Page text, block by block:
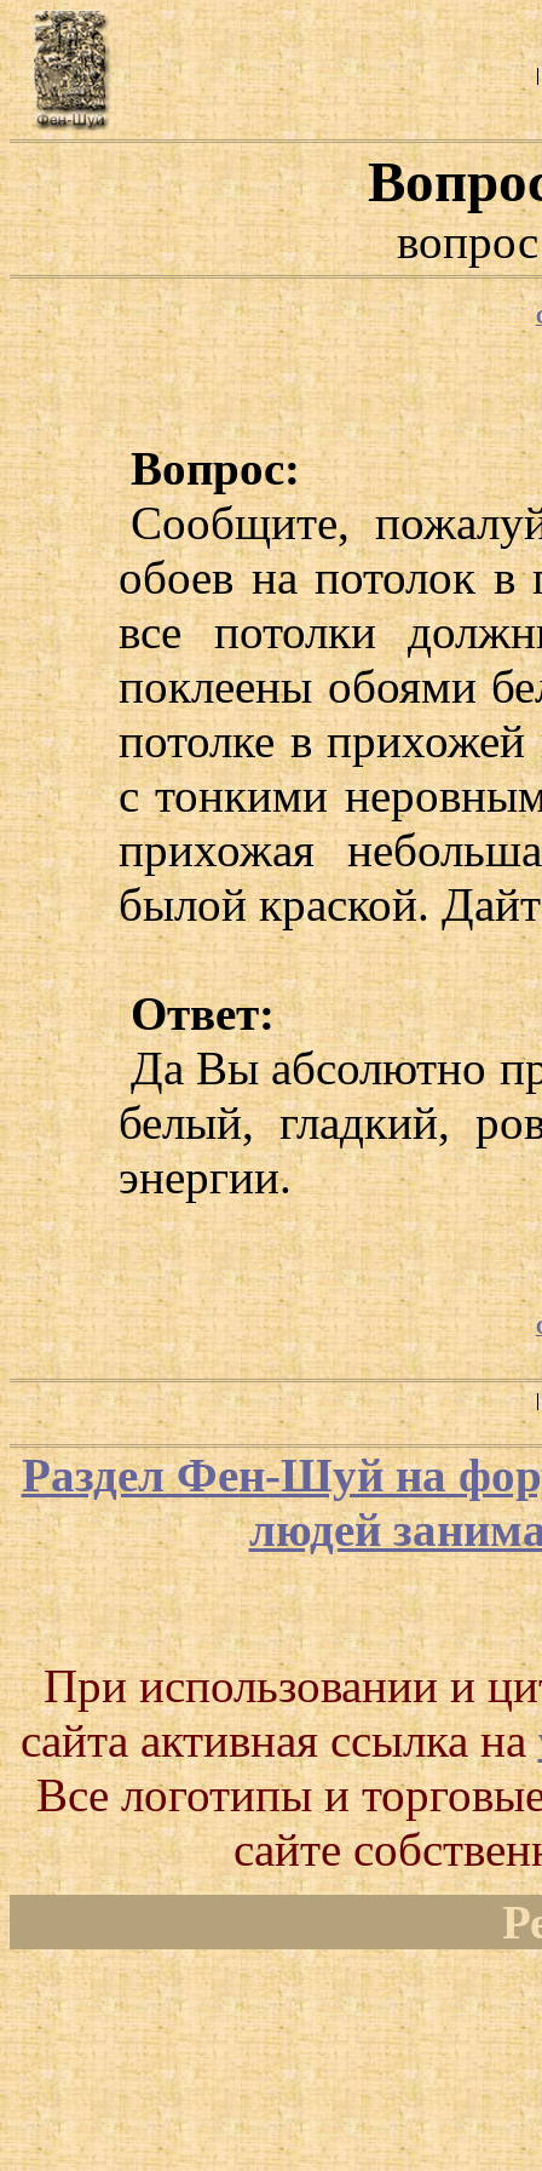
Вопрос:
Сообщите,
обоев на потолок
все потолки
поклеены обоями
потолке в
с тонкими
прихожая
былой краской.
Ответ:
Да Вы абсолютно
белый, гладкий,
энергии.
Раздел Фен-Шуй на
людей
При использовании и
сайта активная ссылка на
Все логотипы и
сайте